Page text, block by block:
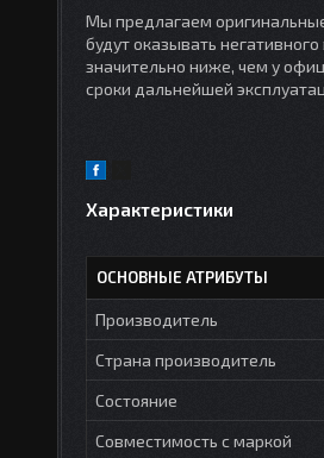
Мы предлагаем
будут оказывать
значительно ниже, чем у
сроки дальнейшей
Характеристики
ОСНОВНЫЕ АТРИБУТЫ
Производитель
Страна производитель
Состояние
Совместимость с маркой